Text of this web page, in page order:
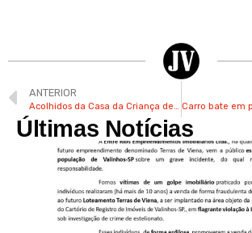
ANTERIOR
Últimas Notícias